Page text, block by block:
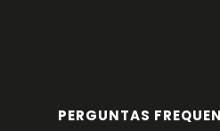
PERGUNTAS